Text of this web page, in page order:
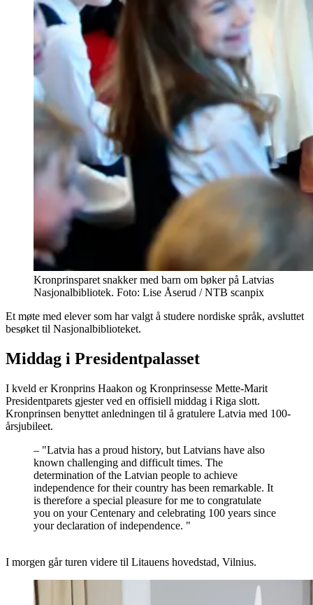
Kronprinsparet snakker med barn om bøker på Latvias
Nasjonalbibliotek. Foto: Lise Åserud / NTB scanpix
Et møte med elever som har valgt å studere nordiske språk, avsluttet
besøket til Nasjonalbiblioteket.
Middag i Presidentpalasset
I kveld er Kronprins Haakon og Kronprinsesse Mette-Marit
Presidentparets gjester ved en offisiell middag i Riga slott.
Kronprinsen benyttet anledningen til å gratulere Latvia med 100-
årsjubileet.
– "Latvia has a proud history, but Latvians have also
known challenging and difficult times. The
determination of the Latvian people to achieve
independence for their country has been remarkable. It
is therefore a special pleasure for me to congratulate
you on your Centenary and celebrating 100 years since
your declaration of independence. "
I morgen går turen videre til Litauens hovedstad, Vilnius.